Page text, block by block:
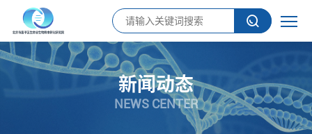
新闻动态
NEWS CENTER